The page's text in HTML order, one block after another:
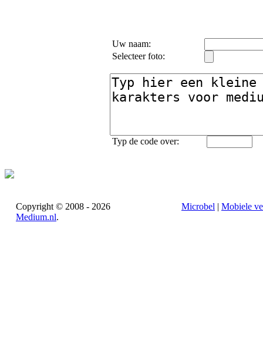
Uw naam:
Selecteer foto:
Typ de code over:
Copyright © 2008 - 2026
Medium.nl.
Microbel | Mobiele